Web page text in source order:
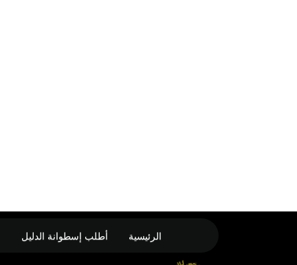
الرئيسية أطلب إسطوانة الدليل